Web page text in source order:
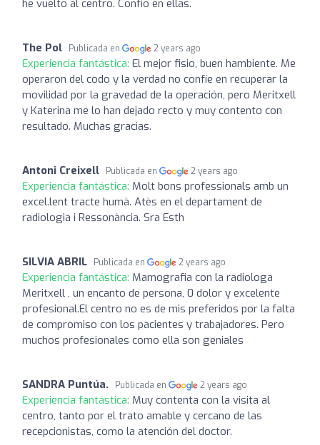
he vuelto al centro. Confío en ellas.
The Pol Publicada en 2 years ago
Experiencia fantástica: El mejor fisio, buen hambiente. Me
operaron del codo y la verdad no confíe en recuperar la
movilidad por la gravedad de la operación, pero Meritxell
y Katerina me lo han dejado recto y muy contento con
resultado. Muchas gracias.
Antoni Creixell Publicada en 2 years ago
Experiencia fantástica: Molt bons professionals amb un
excel.lent tracte humà. Atès en el departament de
radiologia i Ressonància. Sra Esth
SILVIA ABRIL Publicada en 2 years ago
Experiencia fantástica: Mamografia con la radiologa
Meritxell , un encanto de persona, 0 dolor y excelente
profesional.El centro no es de mis preferidos por la falta
de compromiso con los pacientes y trabajadores. Pero
muchos profesionales como ella son geniales
SANDRA Puntúa. Publicada en 2 years ago
Experiencia fantástica: Muy contenta con la visita al
centro, tanto por el trato amable y cercano de las
recepcionistas, como la atención del doctor.